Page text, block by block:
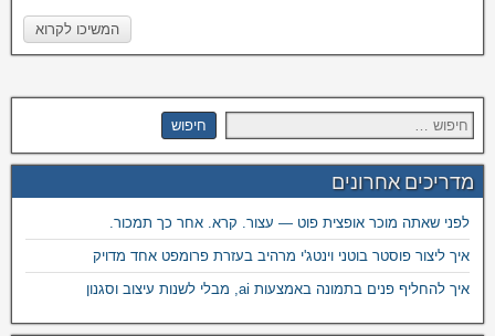
המשיכו לקרוא
מדריכים אחרונים
לפני שאתה מוכר אופצית פוט — עצור. קרא. אחר כך תמכור.
איך ליצור פוסטר בוטני וינטג'י מרהיב בעזרת פרומפט אחד מדויק
איך להחליף פנים בתמונה באמצעות ai, מבלי לשנות עיצוב וסגנון